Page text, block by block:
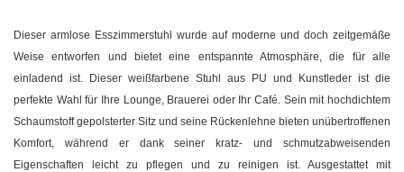
Dieser armlose Esszimmerstuhl wurde auf moderne und doch zeitgemäße
Weise entworfen und bietet eine entspannte Atmosphäre, die für alle
einladend ist. Dieser weißfarbene Stuhl aus PU und Kunstleder ist die
perfekte Wahl für Ihre Lounge, Brauerei oder Ihr Café. Sein mit hochdichtem
Schaumstoff gepolsterter Sitz und seine Rückenlehne bieten unübertroffenen
Komfort, während er dank seiner kratz- und schmutzabweisenden
Eigenschaften leicht zu pflegen und zu reinigen ist. Ausgestattet mit